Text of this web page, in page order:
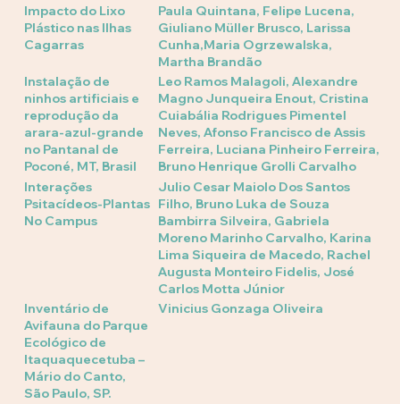
Impacto do Lixo
Plástico nas Ilhas
Cagarras
Paula Quintana, Felipe Lucena,
Giuliano Müller Brusco, Larissa
Cunha,Maria Ogrzewalska,
Martha Brandão
Instalação de
ninhos artificiais e
reprodução da
arara-azul-grande
no Pantanal de
Poconé, MT, Brasil
Leo Ramos Malagoli, Alexandre
Magno Junqueira Enout, Cristina
Cuiabália Rodrigues Pimentel
Neves, Afonso Francisco de Assis
Ferreira, Luciana Pinheiro Ferreira,
Bruno Henrique Grolli Carvalho
Interações
Psitacídeos-Plantas
No Campus
Julio Cesar Maiolo Dos Santos
Filho, Bruno Luka de Souza
Bambirra Silveira, Gabriela
Moreno Marinho Carvalho, Karina
Lima Siqueira de Macedo, Rachel
Augusta Monteiro Fidelis, José
Carlos Motta Júnior
Inventário de
Avifauna do Parque
Ecológico de
Itaquaquecetuba –
Mário do Canto,
São Paulo, SP.
Vinicius Gonzaga Oliveira